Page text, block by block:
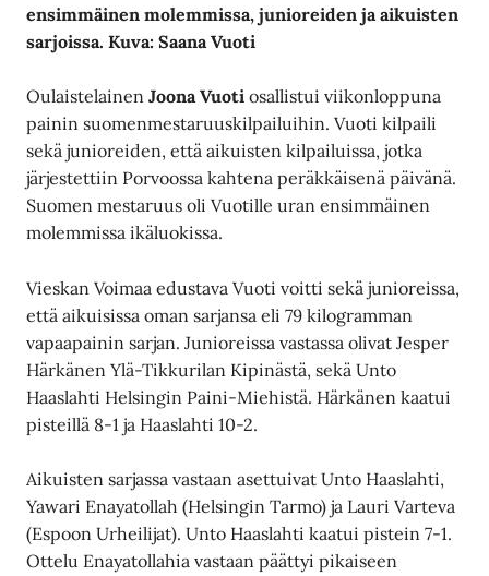
ensimmäinen molemmissa, junioreiden ja aikuisten
sarjoissa. Kuva: Saana Vuoti
OulaistelainenJoona Vuoti osallistui viikonloppuna
painin suomenmestaruuskilpailuihin. Vuoti kilpaili
sekä junioreiden, että aikuisten kilpailuissa, jotka
järjestettiin Porvoossa kahtena peräkkäisenä päivänä.
Suomen mestaruus oli Vuotille uran ensimmäinen
molemmissa ikäluokissa.
Vieskan Voimaa edustava Vuoti voitti sekä junioreissa,
että aikuisissa oman sarjansa eli 79 kilogramman
vapaapainin sarjan. Junioreissa vastassa olivat Jesper
Härkänen Ylä-Tikkurilan Kipinästä, sekä Unto
Haaslahti Helsingin Paini-Miehistä. Härkänen kaatui
pisteillä 8-1 ja Haaslahti 10-2.
Aikuisten sarjassa vastaan asettuivat Unto Haaslahti,
Yawari Enayatollah (Helsingin Tarmo) ja Lauri Varteva
(Espoon Urheilijat). Unto Haaslahti kaatui pistein 7-1.
Ottelu Enayatollahia vastaan päättyi pikaiseen